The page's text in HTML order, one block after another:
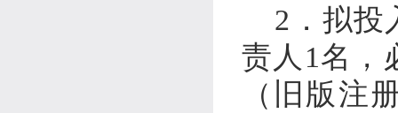
2 ． 拟投
责人 1名，
（旧版注